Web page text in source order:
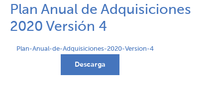
Plan Anual de Adquisiciones
2020 Versión 4
Plan-Anual-de-Adquisiciones-2020-Version-4
Descarga